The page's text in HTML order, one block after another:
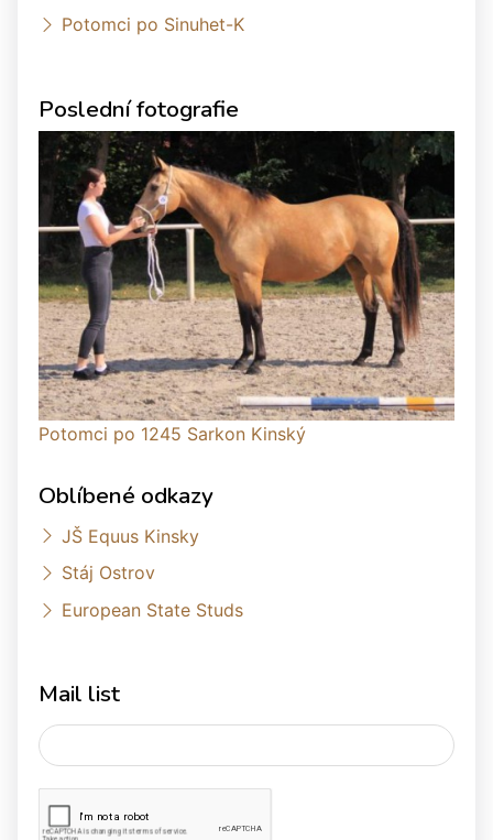
Potomci po Sinuhet-K
Poslední fotografie
Potomci po 1245 Sarkon Kinský
Oblíbené odkazy
JŠ Equus Kinsky
Stáj Ostrov
European State Studs
Mail list